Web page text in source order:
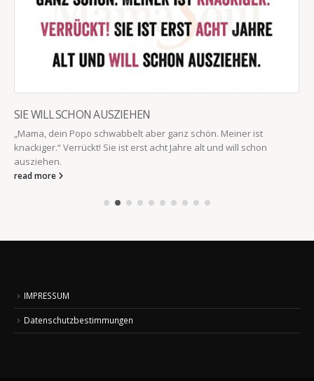
SIE WILL SCHON AUSZIEHEN
„Mama, dein Popo schwabbelt aber ganz schön. Meiner ist
knackiger.“ Verrückt! Sie ist erst acht Jahre alt und will schon
ausziehen.
read more
IMPRESSUM
Datenschutzbestimmungen